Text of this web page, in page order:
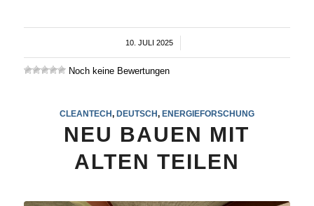
10. JULI 2025
Noch keine Bewertungen
CLEANTECH DEUTSCH ENERGIEFORSCHUNG
NEU BAUEN MIT
ALTEN TEILEN